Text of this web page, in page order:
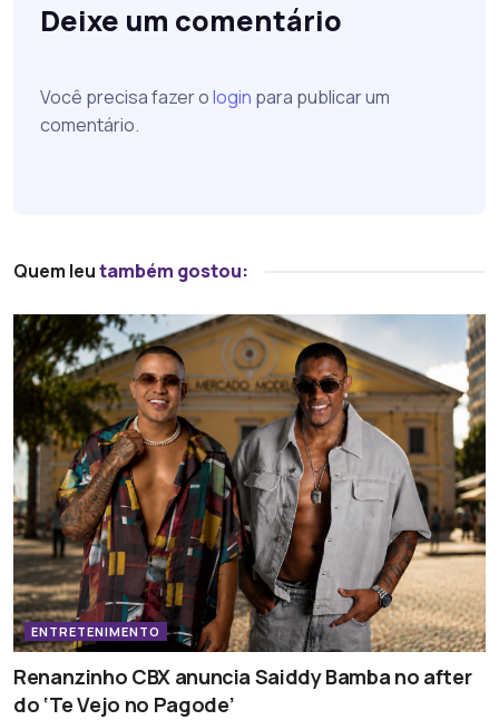
Deixe um comentário
Você precisa fazer ologin para publicar um
comentário.
Quem leutambém gostou:
ENTRETENIMENTO
Renanzinho CBX anuncia Saiddy Bamba no after
do ‘Te Vejo no Pagode’